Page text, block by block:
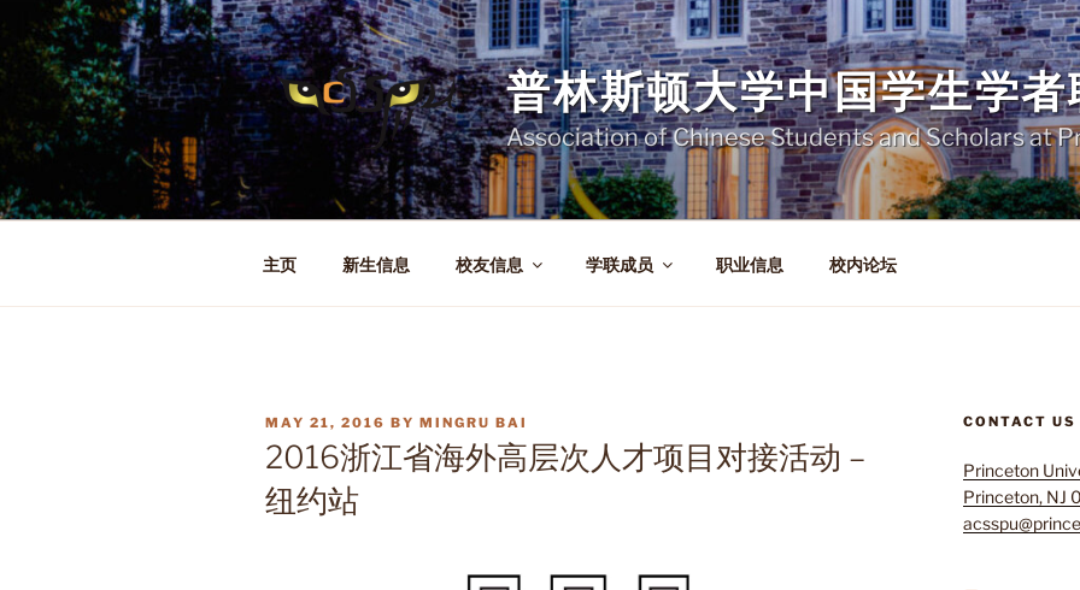
content
普林斯顿大学中国学生学
Association of Chinese Students and Scholars at
主页 新生信息 校友信息 学联成员 职业信息 校内论坛
POSTED
ON
MAY 21, 2016 BY MINGRU BAI
2016浙江省海外高层次人才项目对接活动 –
纽约站
CONTACT US
Princeton
Princeton, NJ